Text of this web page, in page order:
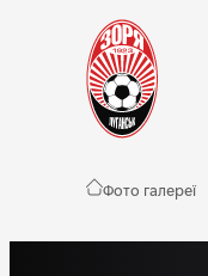
Фото галереї